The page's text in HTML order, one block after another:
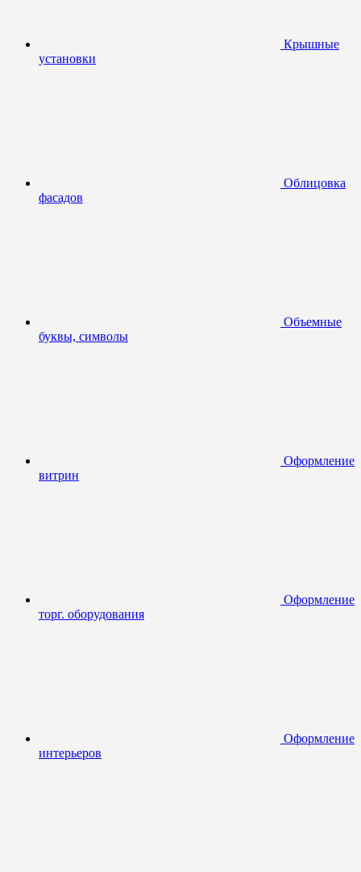
Крышные
установки
Облицовка
фасадов
Объемные
буквы, символы
Оформление
витрин
Оформление
торг. оборудования
Оформление
интерьеров